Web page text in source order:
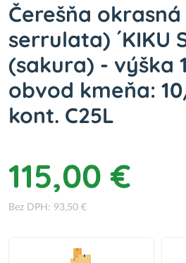
Čerešňa
serrulata) ´KIKU
(sakura) - výška
obvod kmeňa:
kont. C25L
115,00 €
Bez DPH: 93,50 €